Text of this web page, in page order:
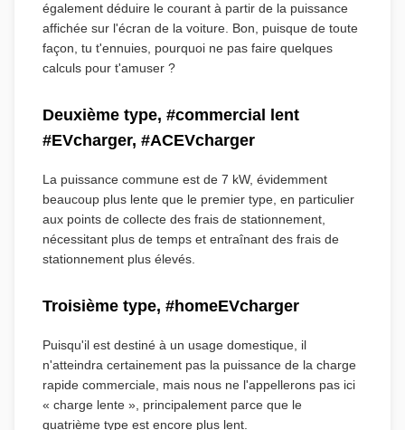
également déduire le courant à partir de la puissance
affichée sur l'écran de la voiture. Bon, puisque de toute
façon, tu t'ennuies, pourquoi ne pas faire quelques
calculs pour t'amuser ?
Deuxième type, #commercial lent
#EVcharger, #ACEVcharger
La puissance commune est de 7 kW, évidemment
beaucoup plus lente que le premier type, en particulier
aux points de collecte des frais de stationnement,
nécessitant plus de temps et entraînant des frais de
stationnement plus élevés.
Troisième type, #homeEVcharger
Puisqu'il est destiné à un usage domestique, il
n'atteindra certainement pas la puissance de la charge
rapide commerciale, mais nous ne l'appellerons pas ici
« charge lente », principalement parce que le
quatrième type est encore plus lent.